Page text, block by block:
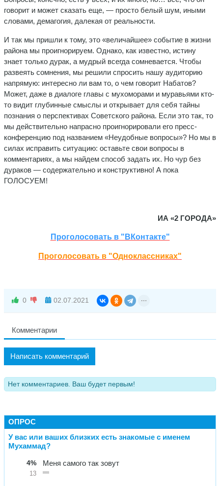
говорит и может сказать еще, — просто белый шум, иными
словами, демагогия, далекая от реальности.
И так мы пришли к тому, это «величайшее» событие в жизни
района мы проигнорируем. Однако, как известно, истину
знает только дурак, а мудрый всегда сомневается. Чтобы
развеять сомнения, мы решили спросить нашу аудиторию
напрямую: интересно ли вам то, о чем говорит Набатов?
Может, даже в диалоге главы с мухоморами и муравьями кто-
то видит глубинные смыслы и открывает для себя тайны
познания о перспективах Советского района. Если это так, то
мы действительно напрасно проигнорировали его пресс-
конференцию под названием «Неудобные вопросы»? Но мы в
силах исправить ситуацию: оставьте свои вопросы в
комментариях, а мы найдем способ задать их. Но чур без
дураков — содержательно и конструктивно! А пока
ГОЛОСУЕМ!
ИА «2 ГОРОДА»
Проголосовать в "ВКонтакте"
Проголосовать в "Одноклассниках"
0 02.07.2021
Комментарии
Написать комментарий
Нет комментариев. Ваш будет первым!
ОПРОС
У вас или ваших близких есть знакомые с именем
Мухаммад?
4%
13
Меня самого так зовут